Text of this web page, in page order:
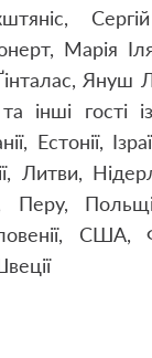
Марія
Януш
інші гості із
Естонії,
Литви,
Перу,
США,